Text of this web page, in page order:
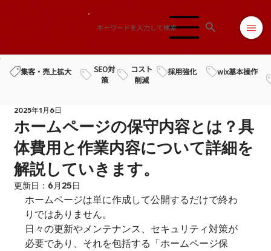
集客・売上拡大
SEO対
策
コスト
削減
採用強化 wix基本操作
ホームページの保守内容とは？具
体費用と作業内容について詳細を
解説していきます。
2025年1月6日
更新日： 6月25日
ホームページは単に作成して公開するだけで終わ
りではありません。
日々の更新やメンテナンス、セキュリティ対策が
必要であり、それを包括する「ホームページ保